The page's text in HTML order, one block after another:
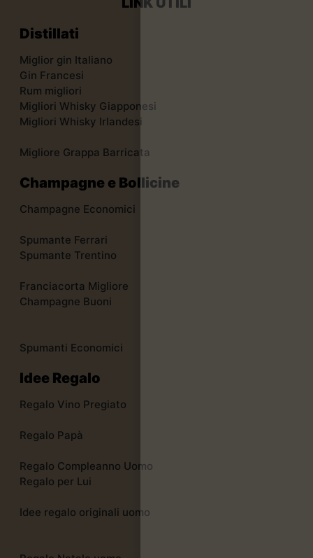
Distillati
Miglior gin Italiano
Gin Francesi
Rum migliori
Migliori Whisky Giapponesi
Migliori Whisky Irlandesi
Migliore Grappa Barricata
Champagne e Bollicine
Champagne Economici
Spumante Ferrari
Spumante Trentino
Franciacorta Migliore
Champagne Buoni
Spumanti Economici
Idee Regalo
Regalo Vino Pregiato
Regalo Papà
Regalo Compleanno Uomo
Regalo per Lui
Idee regalo originali uomo